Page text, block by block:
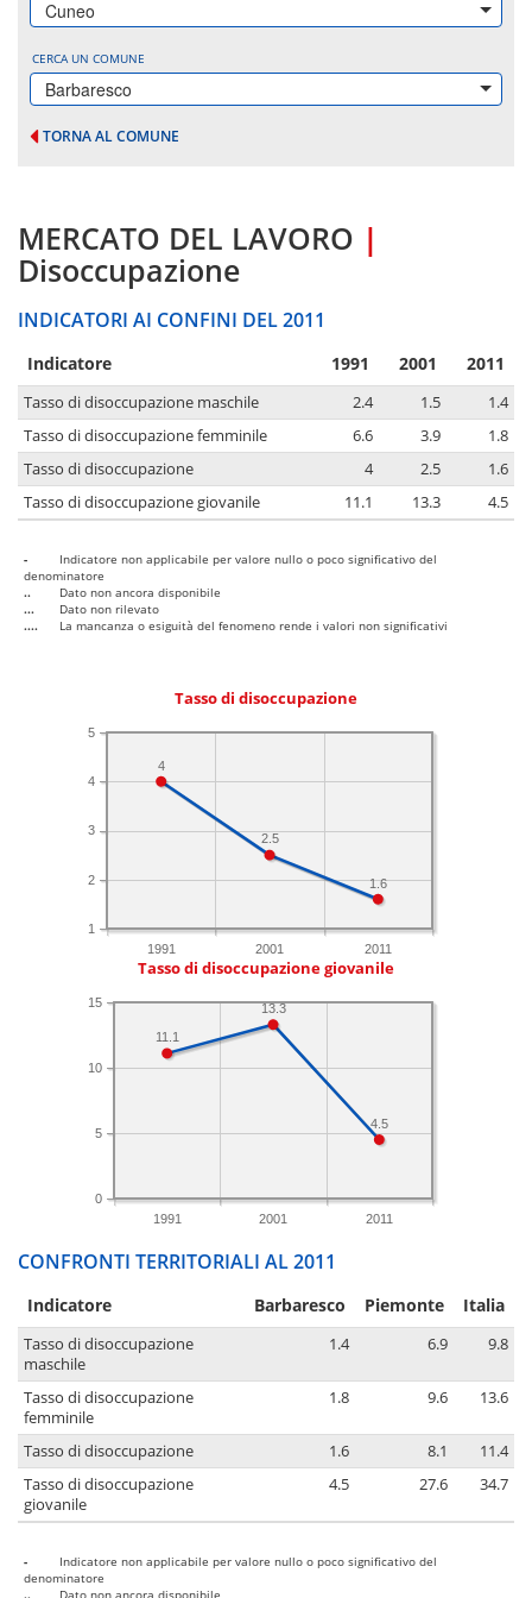
Cuneo
CERCA UN COMUNE
Barbaresco
TORNA AL COMUNE
MERCATO DEL LAVORO |
Disoccupazione
INDICATORI AI CONFINI DEL 2011
Indicatore 1991 2001 2011
Tasso di disoccupazione maschile 2.4 1.5
1.4
Tasso di disoccupazione femminile
6.6 3.9
1.8
Tasso di disoccupazione
4 2.5
1.6
Tasso di disoccupazione giovanile
11.1 13.3 4.5
-
Indicatore non applicabile per valore nullo o poco significativo del
denominatore
..
Dato non ancora disponibile
...
Dato non rilevato
....
La mancanza o esiguità del fenomeno rende i valori non significativi
Tasso di disoccupazione
1991 2001 2011
1
2
3
4
5
1.6
2.5
4
Tasso di disoccupazione giovanile
1991 2001 2011
0
5
10
15
4.5
13.3
11.1
CONFRONTI TERRITORIALI AL 2011
Indicatore Barbaresco Piemonte Italia
Tasso di disoccupazione
maschile
1.4 6.9 9.8
Tasso di disoccupazione
femminile
1.8 9.6 13.6
Tasso di disoccupazione 1.6 8.1
11.4
Tasso di disoccupazione
giovanile
4.5 27.6 34.7
-
Indicatore non applicabile per valore nullo o poco significativo del
denominatore